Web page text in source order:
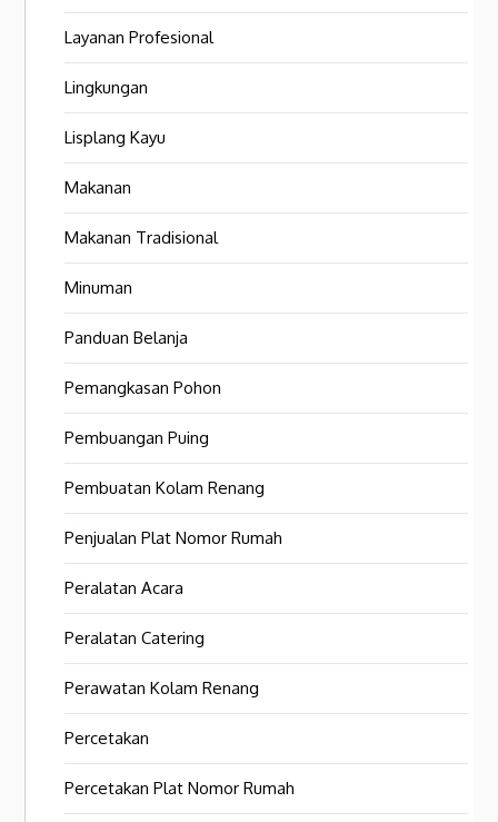
Layanan Profesional
Lingkungan
Lisplang Kayu
Makanan
Makanan Tradisional
Minuman
Panduan Belanja
Pemangkasan Pohon
Pembuangan Puing
Pembuatan Kolam Renang
Penjualan Plat Nomor Rumah
Peralatan Acara
Peralatan Catering
Perawatan Kolam Renang
Percetakan
Percetakan Plat Nomor Rumah